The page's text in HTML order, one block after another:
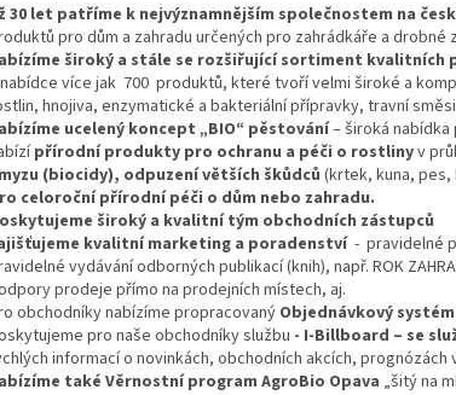
30 let patříme k nejvýznamnějším společnostem na
pro dům a zahradu určených pro zahrádkáře a drobné
široký a stále se rozšiřující sortiment kvalitních
více jak 700 produktů, které tvoří velmi široké a
hnojiva, enzymatické a bakteriální přípravky, travní
ucelený koncept „BIO“ pěstování– široká
přírodní produkty pro ochranu a péči o rostlinyv
(biocidy), odpuzení větších škůdců (krtek, kuna,
celoroční přírodní péči o dům nebo zahradu.
široký a kvalitní tým obchodních zástupců
kvalitní marketing a poradenství- pravidelné
vydávání odborných publikací (knih), např. ROK
prodeje přímo na prodejních místech, aj.
obchodníky nabízíme propracovaný Objednávkový
pro naše obchodníky službu - I-Billboard – se
informací o novinkách, obchodních akcích,
také Věrnostní program AgroBio Opava „šitý na